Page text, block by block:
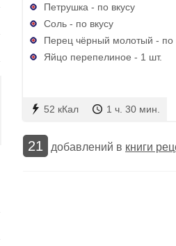
Петрушка - по вкусу
Соль - по вкусу
Перец чёрный молотый - по
Яйцо перепелиное - 1 шт.
52 кКал 1 ч. 30 мин.
21 добавлений в книги